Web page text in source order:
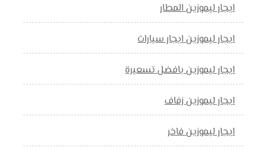
ايجار ليموزين المطار
ايجار ليموزين ايجار سيارات
ايجار ليموزين بافضل تسعيرة
ايجار ليموزين زفاف
ايجار ليموزين فاخر